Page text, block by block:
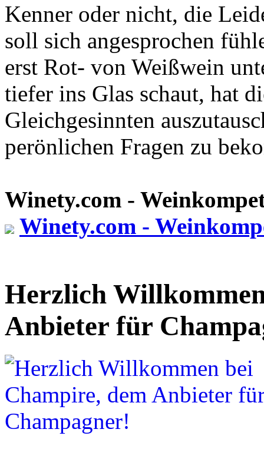
Kenner oder nicht, die
soll sich angesprochen
erst Rot- von Weißwein
tiefer ins Glas schaut, hat
Gleichgesinnten
perönlichen Fragen zu
Winety.com -
Winety.com -
Herzlich
Anbieter für